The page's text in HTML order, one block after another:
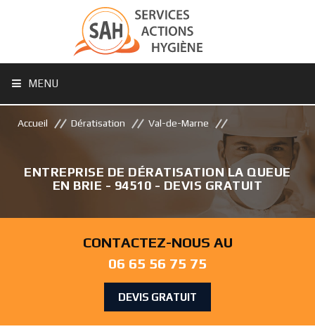
MENU
Accueil Dératisation Val-de-Marne
ENTREPRISE DE DÉRATISATION LA QUEUE
EN BRIE - 94510 - DEVIS GRATUIT
CONTACTEZ-NOUS AU
06 65 56 75 75
DEVIS GRATUIT